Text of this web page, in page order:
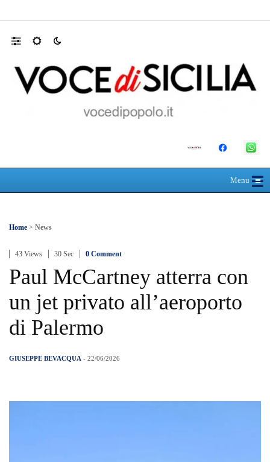
Menu≡
☰
Home > News
43 Views 30 Sec 0 Comment
Paul McCartney atterra con
un jet privato all’aeroporto
di Palermo
GIUSEPPE BEVACQUA - 22/06/2026